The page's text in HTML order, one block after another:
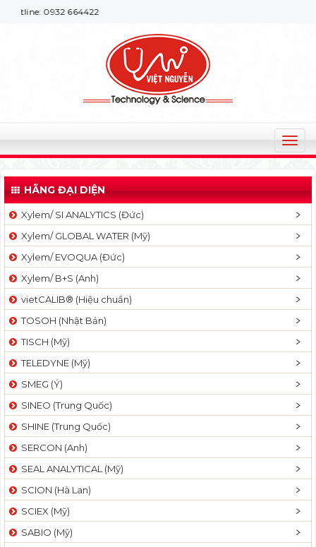
664422
T
o
g
l
v
a
t
n
HÃNG ĐẠI DIỆN
Xylem/ SI ANALYTICS (Đức)
Xylem/ GLOBAL WATER (Mỹ)
Xylem/ EVOQUA (Đức)
Xylem/ B+S (Anh)
vietCALIB® (Hiệu chuẩn)
TOSOH (Nhật Bản)
TISCH (Mỹ)
TELEDYNE (Mỹ)
SMEG (Ý)
SINEO (Trung Quốc)
SHINE (Trung Quốc)
SERCON (Anh)
SEAL ANALYTICAL (Mỹ)
SCION (Hà Lan)
SCIEX (Mỹ)
SABIO (Mỹ)